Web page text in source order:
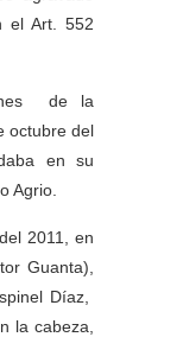
el Art. 552
de la
octubre del
en su
Agrio.
2011, en
Guanta),
Díaz,
la cabeza,